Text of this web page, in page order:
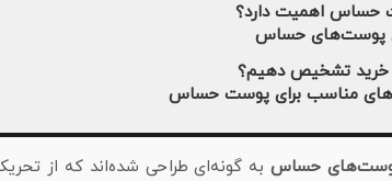
حساس اهمیت دارد؟
پوست‌های حساس
خرید تشخیص دهیم؟
مناسب برای پوست حساس
حساسبه گونه‌ای طراحی شده‌اند که از